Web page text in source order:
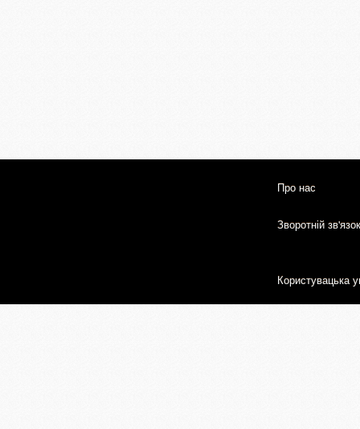
Про нас
Зворотній зв'язок
Користувацька